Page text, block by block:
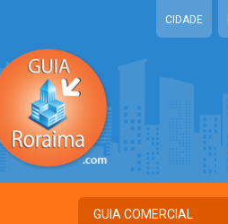
CIDADE